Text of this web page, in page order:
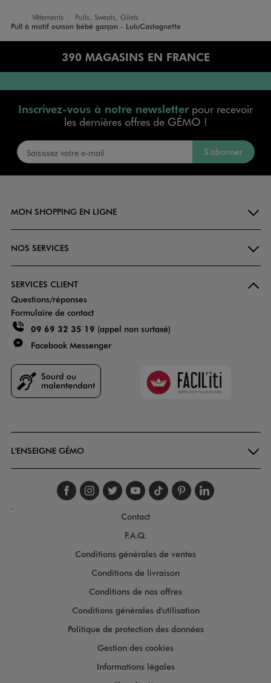
Accueil
Bébé
Vêtements
Pulls, Sweats, Gilets
Pull à motif ourson bébé garçon - LuluCastagnette
390 MAGASINS EN FRANCE
Inscrivez-vous à notre newsletterpour recevoir
les dernières offres de GÉMO !
S’abonner
MON SHOPPING EN LIGNE
NOS SERVICES
SERVICES CLIENT
Questions/réponses
Formulaire de contact
09 69 32 35 19 (appel non surtaxé)
Facebook Messenger
Faciliti
L'ENSEIGNE GÉMO
Suivez-nous sur
Suivez-nous sur
Suivez-nous sur
Suivez-nous
Suivez-nous
Suivez-
.
Contact
F.A.Q.
Conditions générales de ventes
Conditions de livraison
Conditions de nos offres
Conditions générales d'utilisation
Politique de protection des données
Gestion des cookies
Informations légales